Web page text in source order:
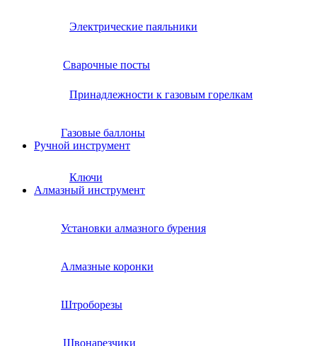
Электрические паяльники
Сварочные посты
Принадлежности к газовым горелкам
Газовые баллоны
Ручной инструмент
Ключи
Алмазный инструмент
Установки алмазного бурения
Алмазные коронки
Штроборезы
Швонарезчики